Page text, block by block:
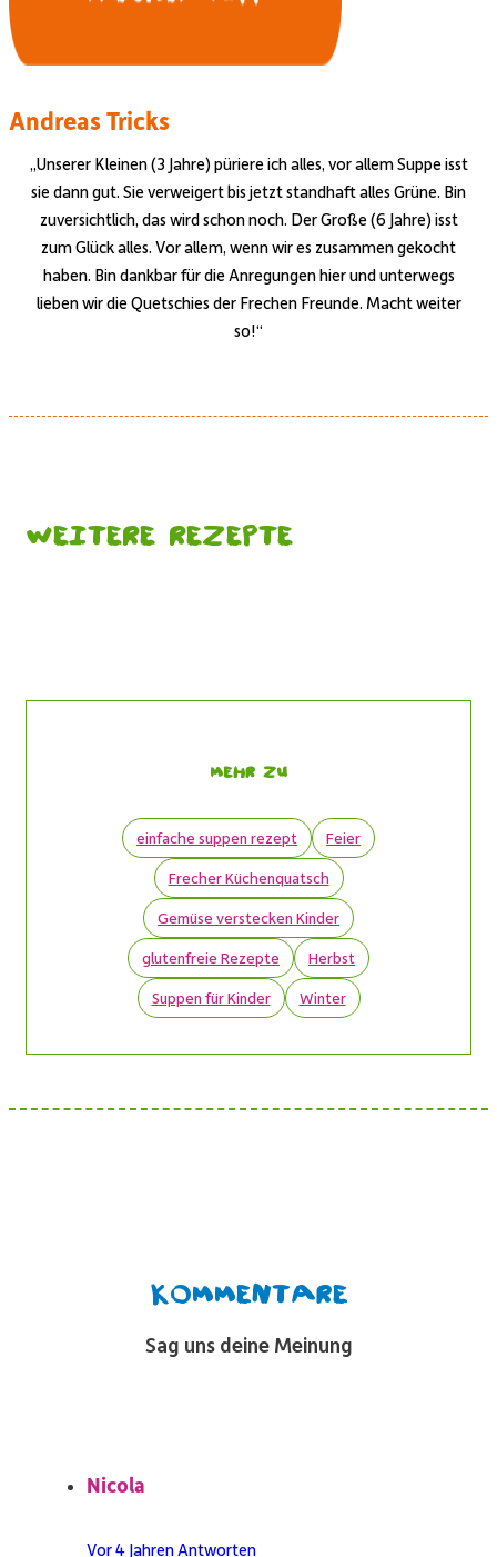
Andreas Tricks
„Unserer Kleinen (3 Jahre) püriere ich alles, vor allem Suppe isst
sie dann gut. Sie verweigert bis jetzt standhaft alles Grüne. Bin
zuversichtlich, das wird schon noch. Der Große (6 Jahre) isst
zum Glück alles. Vor allem, wenn wir es zusammen gekocht
haben. Bin dankbar für die Anregungen hier und unterwegs
lieben wir die Quetschies der Frechen Freunde. Macht weiter
so!“
Weitere Rezepte
Mehr zu
einfache suppen rezept
Feier
Frecher Küchenquatsch
Gemüse verstecken Kinder
glutenfreie Rezepte
Herbst
Suppen für Kinder
Winter
Kommentare
Sag uns deine Meinung
Nicola
Vor 4 JahrenAntworten